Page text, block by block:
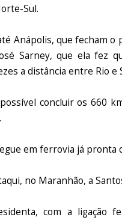
Sul.
Anápolis, que fecham
Sarney, que ela fez
a distância entre Rio e
concluir os 660
em ferrovia já pronta
no Maranhão, a
com a ligação